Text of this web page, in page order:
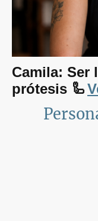
Camila: Ser
prótesis 🦾